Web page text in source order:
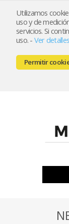
Utilizamos
uso y de
servicios. Si
uso. - Ver detalles
Permitir